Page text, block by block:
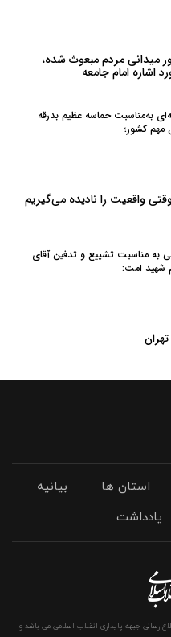
مردم مبعوث شده،
امام جامعه
به‌مناسبت حماسه عظیم بدرقه
مهم کشور؛
واقعیت را نادیده می‌گیریم
به‌ مناسبت تشییع و تدفین آقای
شهید امت:
استان ها
بیانیه
یادداشت
رسانی جبهه پایداری انقلاب اسلامی می باشد و